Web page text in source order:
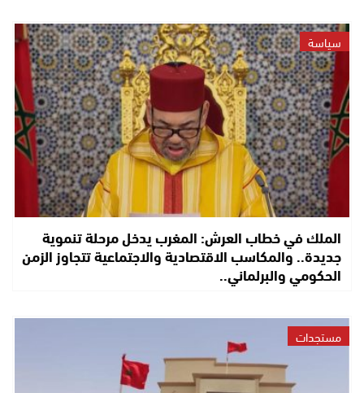
سياسة
الملك في خطاب العرش: المغرب يدخل مرحلة تنموية
جديدة.. والمكاسب الاقتصادية والاجتماعية تتجاوز الزمن
الحكومي والبرلماني..
مستجدات